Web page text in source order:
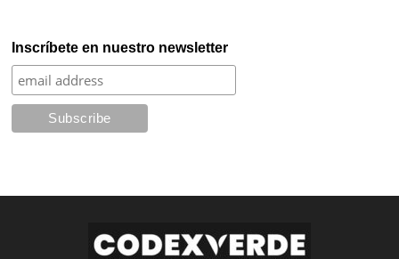
Inscríbete en nuestro newsletter